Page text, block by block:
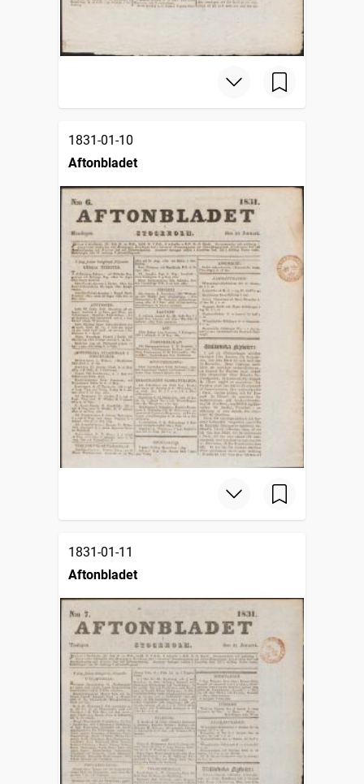
1831-01-10
Aftonbladet
1831-01-11
Aftonbladet